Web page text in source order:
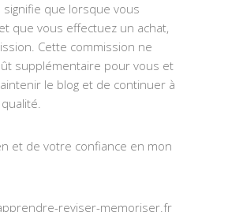
signifie que lorsque vous
que vous effectuez un achat,
Cette commission ne
supplémentaire pour vous et
le blog et de continuer à
et de votre confiance en mon
reviser-memoriser.fr